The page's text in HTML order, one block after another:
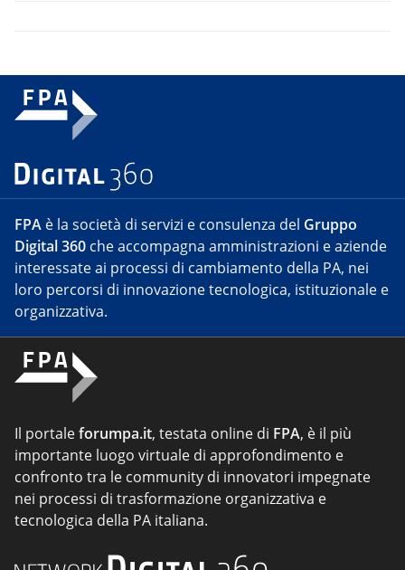
FPA è la società di servizi e consulenza del Gruppo
Digital 360 che accompagna amministrazioni e aziende
interessate ai processi di cambiamento della PA, nei
loro percorsi di innovazione tecnologica, istituzionale e
organizzativa.
Il portaleforumpa.it, testata online di FPA, è il più
importante luogo virtuale di approfondimento e
confronto tra le community di innovatori impegnate
nei processi di trasformazione organizzativa e
tecnologica della PA italiana.